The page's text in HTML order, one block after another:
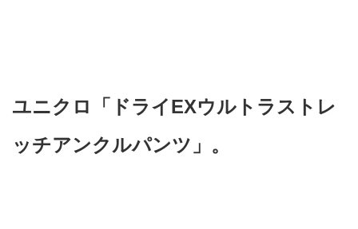
ユニクロ「ドライEXウルトラストレ
ッチアンクルパンツ」。